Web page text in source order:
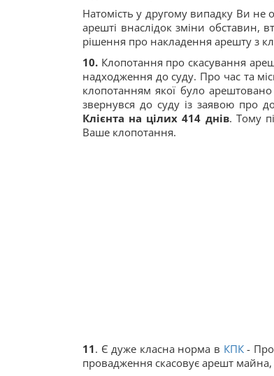
Натомість у другому випадку Ви не
арешті внаслідок зміни обставин,
рішення про накладення арешту з
10. Клопотання про скасування
надходження до суду. Про час та
клопотанням якої було
звернувся до суду із заявою про
Клієнта на цілих 414 днів. Тому
Ваше клопотання.
11. Є дуже класна норма в КПК-
провадження скасовує арешт майна,